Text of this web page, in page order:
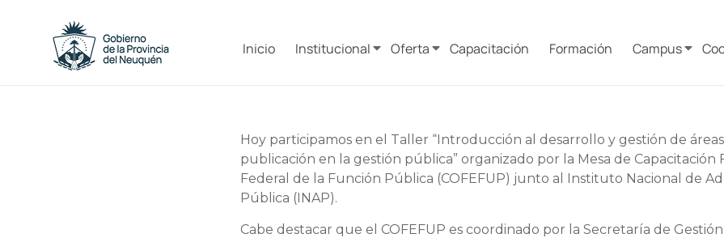
contenidoCapacitacion
y
Inicio Institucional Oferta Capacitación Formación Campus
Hoy participamos en el Taller “Introducción al desarrollo y gestión de
publicación en la gestión pública” organizado por la Mesa de Capacitación
Federal de la Función Pública (COFEFUP) junto al Instituto Nacional de
Pública (INAP).
Cabe destacar que el COFEFUP es coordinado por la Secretaría de